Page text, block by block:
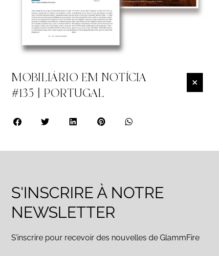
MOBILIÁRIO EM NOTÍCIA
#135 | PORTUGAL
S'INSCRIRE À NOTRE
NEWSLETTER
S’inscrire pour recevoir des nouvelles de GlammFire